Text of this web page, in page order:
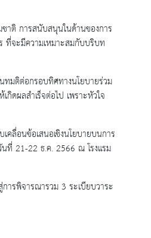
าติ การสนับสนุนในด้านของการ
ที่จะมีความเหมาะสมกับบริบท
ทมติต่อกรอบทิศทางนโยบายร่วม
ดผลสำเร็จต่อไป เพราะหัวใจ
ลื่อนข้อเสนอเชิงนโยบายบนการ
ที่ 21-22 ธ.ค. 2566 ณ โรงแรม
ารพิจารณารวม 3 ระเบียบวาระ